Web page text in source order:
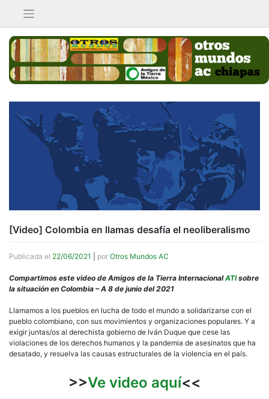
contenido
[Video] Colombia en llamas desafía el neoliberalismo
Publicada el 22/06/2021 por Otros Mundos AC
Compartimos este video de Amigos de la Tierra InternacionalATIsobre
la situación en Colombia – A 8 de junio del 2021
Llamamos a los pueblos en lucha de todo el mundo a solidarizarse con el
pueblo colombiano, con sus movimientos y organizaciones populares. Y a
exigir juntas/os al derechista gobierno de Iván Duque que cese las
violaciones de los derechos humanos y la pandemia de asesinatos que ha
desatado, y resuelva las causas estructurales de la violencia en el país.
>>Ve video aquí<<